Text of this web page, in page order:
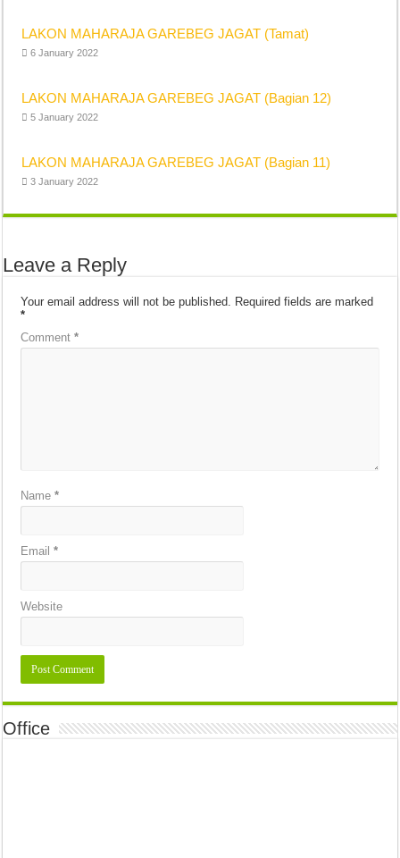
LAKON MAHARAJA GAREBEG JAGAT (Tamat)
6 January 2022
LAKON MAHARAJA GAREBEG JAGAT (Bagian 12)
5 January 2022
LAKON MAHARAJA GAREBEG JAGAT (Bagian 11)
3 January 2022
Leave a Reply
Your email address will not be published.
Required fields are marked
*
Comment*
Name*
Email*
Website
Office